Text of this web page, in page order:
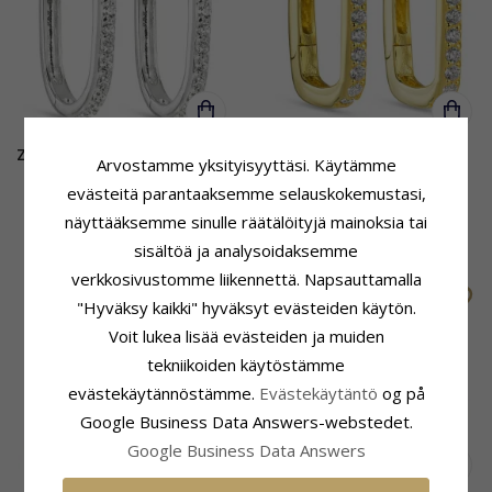
Zirkoni rengas hopea - Lumé
Illume
CHANTI hinta 54,-
hopea - Lumé Illume
CHANTI hinta 68,-
SALE
Arvostamme yksityisyyttäsi. Käytämme
evästeitä parantaaksemme selauskokemustasi,
näyttääksemme sinulle räätälöityjä mainoksia tai
sisältöä ja analysoidaksemme
verkkosivustomme liikennettä. Napsauttamalla
"Hyväksy kaikki" hyväksyt evästeiden käytön.
Voit lukea lisää evästeiden ja muiden
tekniikoiden käytöstämme
evästekäytännöstämme. Evästekäytäntö og på
Google Business Data Answers-webstedet.
Google Business Data Answers